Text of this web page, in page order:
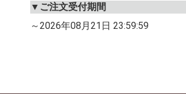
▼ご注文受付期間
～2026年08月21日 23:59:59